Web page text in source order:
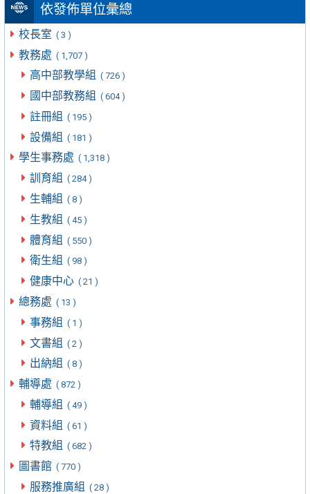
依發佈單位彙總
校長室 ( 3 )
教務處 ( 1,707 )
高中部教學組 ( 726 )
國中部教務組 ( 604 )
註冊組 ( 195 )
設備組 ( 181 )
學生事務處 ( 1,318 )
訓育組 ( 284 )
生輔組 ( 8 )
生教組 ( 45 )
體育組 ( 550 )
衛生組 ( 98 )
健康中心 ( 21 )
總務處 ( 13 )
事務組 ( 1 )
文書組 ( 2 )
出納組 ( 8 )
輔導處 ( 872 )
輔導組 ( 49 )
資料組 ( 61 )
特教組 ( 682 )
圖書館 ( 770 )
服務推廣組 ( 28 )